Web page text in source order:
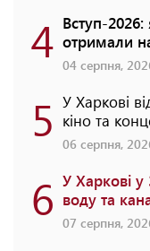
4 Вступ-2026:
отримали
04 серпня,
5 У Харкові
кіно та
06 серпня,
6 У Харкові у
воду та
07 серпня,